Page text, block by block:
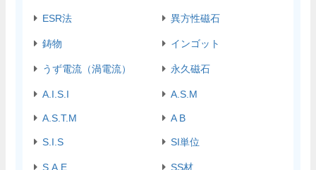
ESR法 異方性磁石
鋳物 インゴット
うず電流（渦電流） 永久磁石
A.I.S.I A.S.M
A.S.T.M A B
S.I.S SI単位
S.A.E SS材